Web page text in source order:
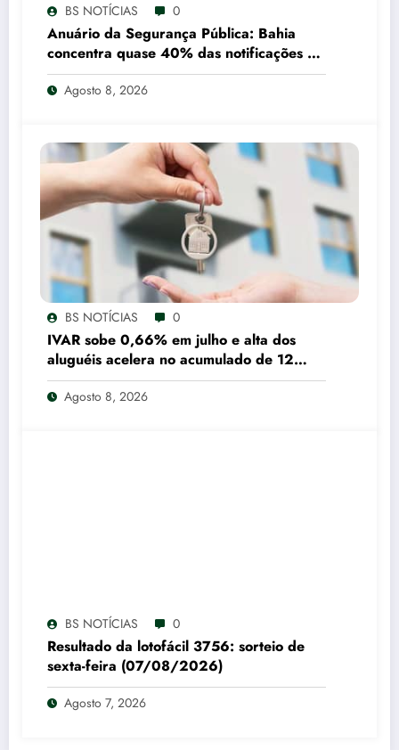
BS NOTÍCIAS 0
Anuário da Segurança Pública: Bahia
concentra quase 40% das notificações de
tráfico de pessoas registradas pelo SUS
em 2025
Agosto 8, 2026
BS NOTÍCIAS 0
IVAR sobe 0,66% em julho e alta dos
aluguéis acelera no acumulado de 12
meses
Agosto 8, 2026
BS NOTÍCIAS 0
Resultado da lotofácil 3756: sorteio de
sexta-feira (07/08/2026)
Agosto 7, 2026